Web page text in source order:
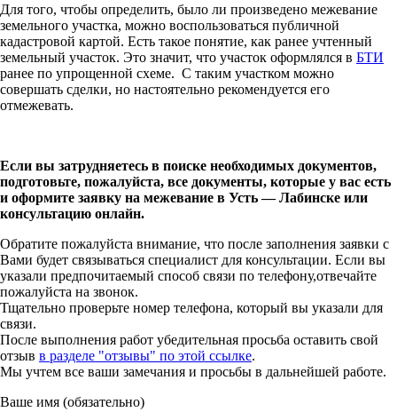
Для того, чтобы определить, было ли произведено межевание
земельного участка, можно воспользоваться публичной
кадастровой картой. Есть такое понятие, как ранее учтенный
земельный участок. Это значит, что участок оформлялся в БТИ
ранее по упрощенной схеме. С таким участком можно
совершать сделки, но настоятельно рекомендуется его
отмежевать.
Если вы затрудняетесь в поиске необходимых документов,
подготовьте, пожалуйста, все документы, которые у вас есть
и оформите заявку на межевание в Усть — Лабинске или
консультацию онлайн.
Обратите пожалуйста внимание, что после заполнения заявки с
Вами будет связываться специалист для консультации. Если вы
указали предпочитаемый способ связи по телефону,отвечайте
пожалуйста на звонок.
Тщательно проверьте номер телефона, который вы указали для
связи.
После выполнения работ убедительная просьба оставить свой
отзыв в разделе "отзывы" по этой ссылке.
Мы учтем все ваши замечания и просьбы в дальнейшей работе.
Ваше имя (обязательно)